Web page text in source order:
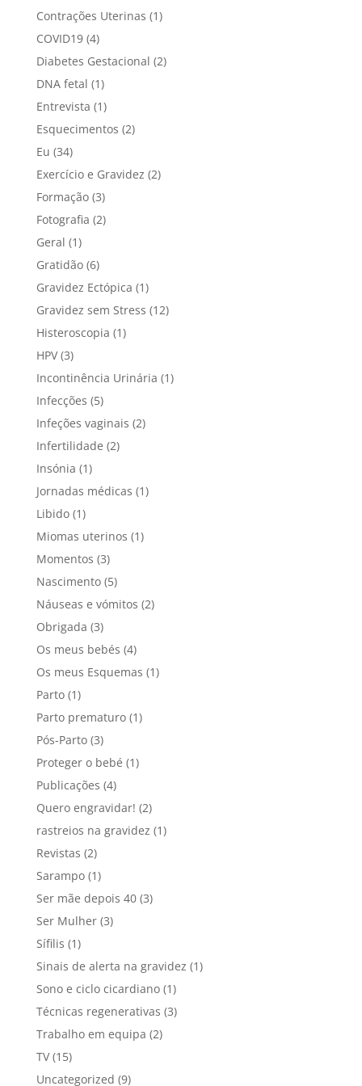
Contrações Uterinas (1)
COVID19(4)
Diabetes Gestacional (2)
DNA fetal (1)
Entrevista (1)
Esquecimentos (2)
Eu (34)
Exercício e Gravidez (2)
Formação(3)
Fotografia (2)
Geral (1)
Gratidão(6)
Gravidez Ectópica (1)
Gravidez sem Stress (12)
Histeroscopia (1)
HPV(3)
Incontinência Urinária (1)
Infecções (5)
Infeções vaginais (2)
Infertilidade (2)
Insónia (1)
Jornadas médicas (1)
Libido(1)
Miomas uterinos (1)
Momentos (3)
Nascimento(5)
Náuseas e vómitos (2)
Obrigada (3)
Os meus bebés (4)
Os meus Esquemas (1)
Parto(1)
Parto prematuro(1)
Pós-Parto(3)
Proteger o bebé (1)
Publicações (4)
Quero engravidar! (2)
rastreios na gravidez (1)
Revistas (2)
Sarampo(1)
Ser mãe depois 40(3)
Ser Mulher(3)
Sífilis (1)
Sinais de alerta na gravidez (1)
Sono e ciclo cicardiano(1)
Técnicas regenerativas (3)
Trabalho em equipa (2)
TV(15)
Uncategorized (9)